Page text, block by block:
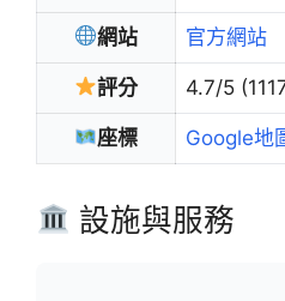
網站 官方網站
評分 4.7/5
座標 Google地
設施與服務